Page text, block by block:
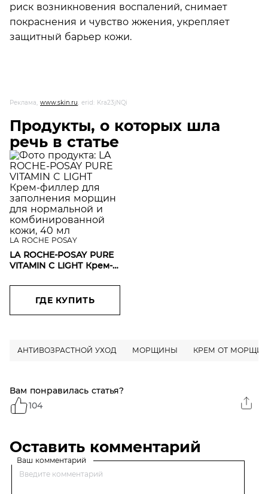
риск возникновения воспалений, снимает
покраснения и чувство жжения, укрепляет
защитный барьер кожи.
Реклама, www.skin.ru, erid: Kra23jNQi
Продукты, о которых шла
речь в статье
LA ROCHE POSAY
LA ROCHE-POSAY PURE
VITAMIN C LIGHT Крем-
заполнения морщин
для нормальной и
комбинированной
ГДЕ КУПИТЬ
АНТИВОЗРАСТНОЙ УХОД МОРЩИНЫ КРЕМ ОТ МОРЩИН
Вам понравилась статья?
104
Оставить комментарий
Ваш комментарий